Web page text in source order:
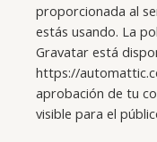
proporcionada al
estás usando. La
Gravatar está
https://
aprobación de tu
visible para el